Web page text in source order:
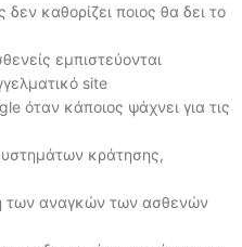
δεν καθορίζει ποιος θα δει το
εμπιστεύονται
site
όταν κάποιος ψάχνει για τις
κράτησης,
των αναγκών των ασθενών